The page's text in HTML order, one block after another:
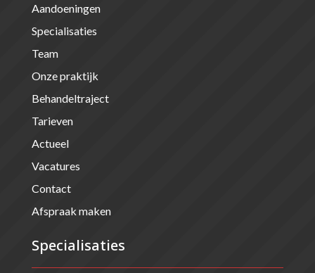
Aandoeningen
Specialisaties
Team
Onze praktijk
Behandeltraject
Tarieven
Actueel
Vacatures
Contact
Afspraak maken
Specialisaties